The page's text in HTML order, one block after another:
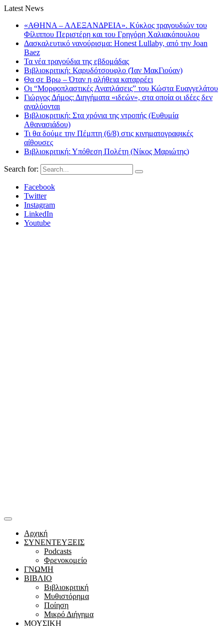
Latest News
«ΑΘΗΝΑ – ΑΛΕΞΑΝΔΡΕΙΑ». Κύκλος τραγουδιών του
Φίλιππου Περιστέρη και του Γρηγόρη Χαλιακόπουλου
Δασκαλευτικό νανούρισμα: Honest Lullaby, από την Joan
Baez
Τα νέα τραγούδια της εβδομάδας
Βιβλιοκριτική: Καρυδότσουφλο (Ίαν ΜακΓιούαν)
Θα σε Βρω – Όταν η αλήθεια καταρρέει
Οι “Μορφοπλαστικές Αναπλάσεις” του Κώστα Ευαγγελάτου
Γιώργος Δήμος: Διηγήματα «ιδεών», στα οποία οι ιδέες δεν
αναλύονται
Βιβλιοκριτική: Στα χρόνια της ντροπής (Ευθυμία
Αθανασιάδου)
Τι θα δούμε την Πέμπτη (6/8) στις κινηματογραφικές
αίθουσες
Βιβλιοκριτική: Υπόθεση Πολέτη (Νίκος Μαριώτης)
Search for:
Facebook
Twitter
Instagram
LinkedIn
Youtube
Αρχική
ΣΥΝΕΝΤΕΥΞΕΙΣ
Podcasts
Φρενοκομείο
ΓΝΩΜΗ
ΒΙΒΛΙΟ
Βιβλιοκριτική
Μυθιστόρημα
Ποίηση
Μικρό Διήγημα
ΜΟΥΣΙΚΗ